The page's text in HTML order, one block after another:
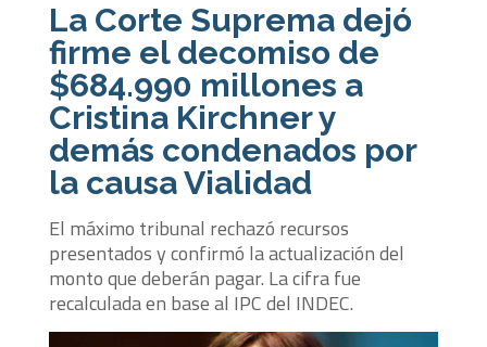
La Corte Suprema dejó
firme el decomiso de
$684.990 millones a
Cristina Kirchner y
demás condenados por
la causa Vialidad
El máximo tribunal rechazó recursos
presentados y confirmó la actualización del
monto que deberán pagar. La cifra fue
recalculada en base al IPC del INDEC.